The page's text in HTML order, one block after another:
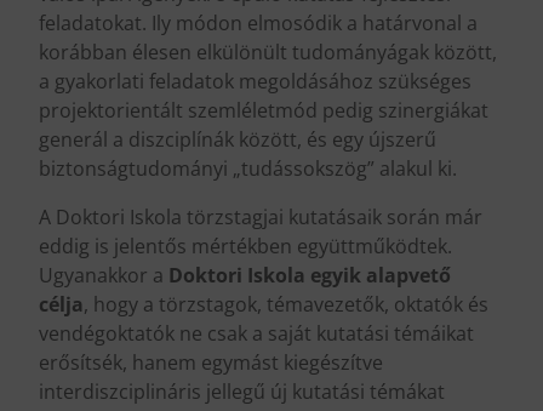
feladatokat. Ily módon elmosódik a határvonal a
korábban élesen elkülönült tudományágak között,
a gyakorlati feladatok megoldásához szükséges
projektorientált szemléletmód pedig szinergiákat
generál a diszciplínák között, és egy újszerű
biztonságtudományi „tudássokszög” alakul ki.
A Doktori Iskola törzstagjai kutatásaik során már
eddig is jelentős mértékben együttműködtek.
Ugyanakkor a Doktori Iskola egyik alapvető
célja, hogy a törzstagok, témavezetők, oktatók és
vendégoktatók ne csak a saját kutatási témáikat
erősítsék, hanem egymást kiegészítve
interdiszciplináris jellegű új kutatási témákat